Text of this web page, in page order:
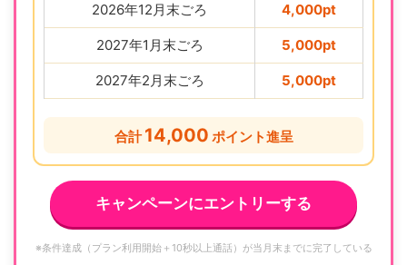
2026年12月末ごろ 4,000pt
2027年1月末ごろ 5,000pt
2027年2月末ごろ 5,000pt
合計14,000 ポイント進呈
キャンペーンにエントリーする
※条件達成（プラン利用開始＋10秒以上通話）が当月末までに完了している